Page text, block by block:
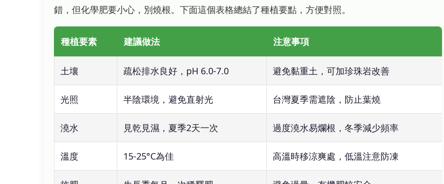
錯，但化學肥要小心，別燒根。下面這個表格總結了種植要點，方便對照。
種植要素 建議做法 注意事項
土壤 疏松排水良好，pH 6.0-7.0 避免黏重土，可加珍珠岩改善
光照 半陰環境，避免直射光 台灣夏季需遮陰，防止葉燒
澆水 見乾見濕，夏季2天一次 過度澆水易爛根，冬季減少頻率
溫度 15-25°C為佳 高溫時移涼爽處，低溫注意防凍